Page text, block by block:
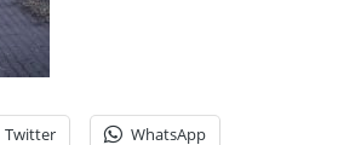
Twitter WhatsApp